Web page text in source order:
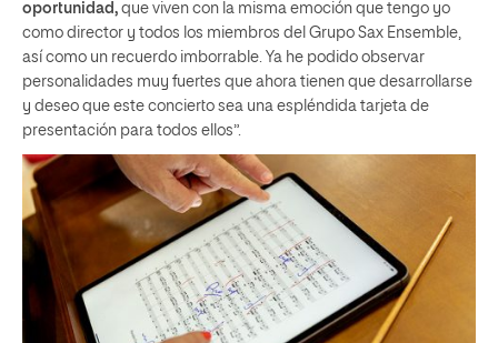
oportunidad, que viven con la misma emoción que tengo yo
como director y todos los miembros del Grupo Sax Ensemble,
así como un recuerdo imborrable. Ya he podido observar
personalidades muy fuertes que ahora tienen que desarrollarse
y deseo que este concierto sea una espléndida tarjeta de
presentación para todos ellos”.